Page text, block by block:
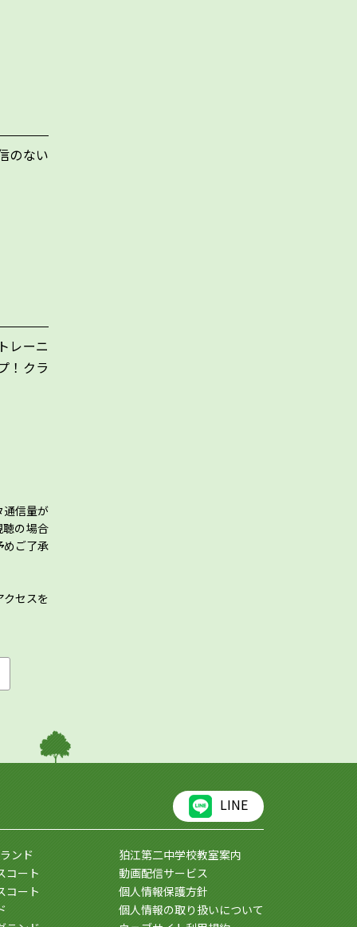
のない
レーニ
！クラ
通信量が
の場合
めご了承
セスを
LINE
ンド
コート
コート
狛江第二中学校教室案内
動画配信サービス
個人情報保護方針
個人情報の取り扱いについて